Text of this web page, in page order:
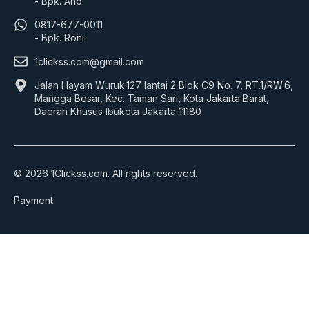
0817-677-0011
- Bpk. Roni
1clickss.com@gmail.com
Jalan Hayam Wuruk.127 lantai 2 Blok C9 No. 7, RT.1/RW.6,
Mangga Besar, Kec. Taman Sari, Kota Jakarta Barat,
Daerah Khusus Ibukota Jakarta 11180
© 2026 1Clickss.com. All rights reserved.
Payment: